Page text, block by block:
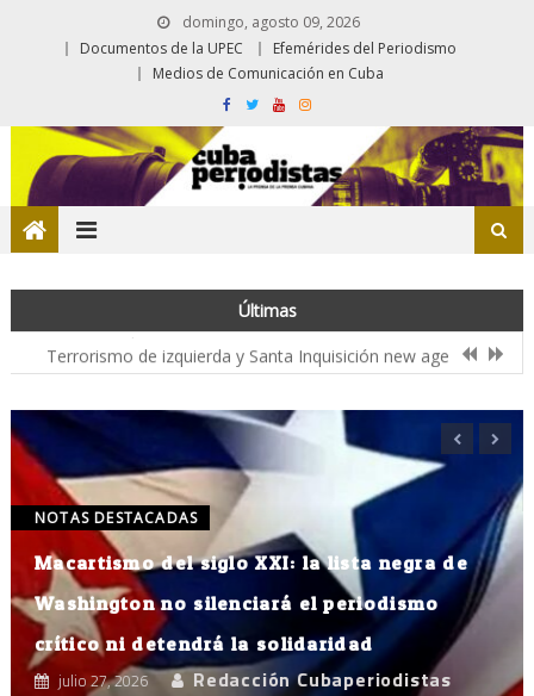
domingo, agosto 09, 2026
Documentos de la UPEC
Efemérides del Periodismo
Medios de Comunicación en Cuba
Últimas
Fidel, siempre amanecer
La ciudad que late en el centro
Terrorismo de izquierda y Santa Inquisición new age
El azúcar de las estrellas
Cuba en la encrucijada del “nuevo orden trumpista/fascista”
Fidel, siempre amanecer
La ciudad que late en el centro
NOTAS DESTACADAS
Macartismo del siglo XXI: la lista negra de
Washington no silenciará el periodismo
crítico ni detendrá la solidaridad
julio 27, 2026
Redacción Cubaperiodistas